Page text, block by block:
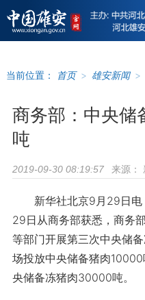
当前位置： 首页 > 雄安新闻 >
商务部：中央储
吨
2019-09-30 08:19:57 来源：
新华社北京9月29日电
29日从商务部获悉，商务
等部门开展第三次中央储
场投放中央储备猪肉
央储备冻猪肉30000吨。